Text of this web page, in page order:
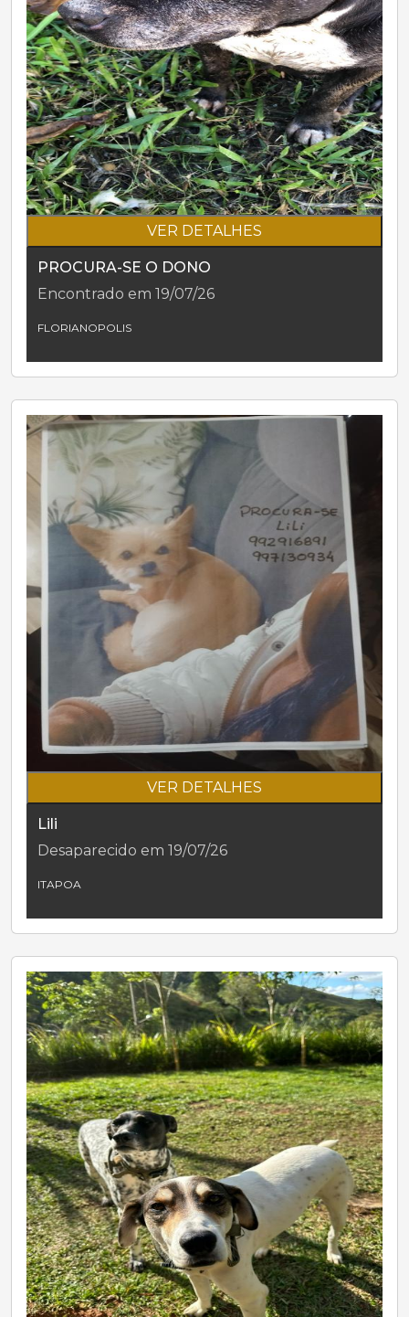
VER DETALHES
PROCURA-SE O DONO
Encontrado em 19/07/26
FLORIANOPOLIS
VER DETALHES
Lili
Desaparecido em 19/07/26
ITAPOA